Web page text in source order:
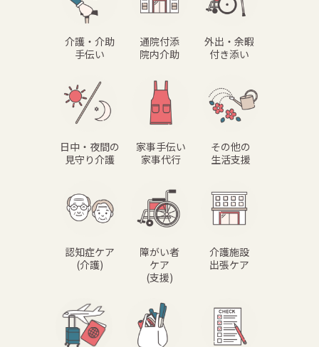
介護・介助
手伝い
通院付添
院内介助
外出・余暇
付き添い
日中・夜間の
見守り介護
家事手伝い
家事代行
その他の
生活支援
認知症ケア
(介護)
障がい者
ケア
(支援)
介護施設
出張ケア